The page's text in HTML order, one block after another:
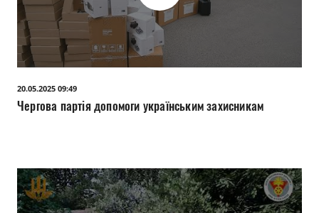
20.05.2025 09:49
Чергова партія допомоги українським захисникам